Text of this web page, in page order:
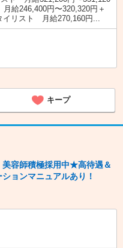
給246,400円〜320,320円＋
イリスト 月給270,160円...
キープ
美容師積極採用中★高待遇＆
ョンマニュアルあり！